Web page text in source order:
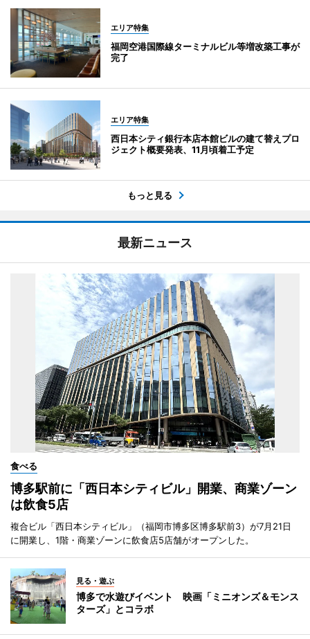
エリア特集
福岡空港国際線ターミナルビル等増改築工事が
完了
エリア特集
西日本シティ銀行本店本館ビルの建て替えプロ
ジェクト概要発表、11月頃着工予定
もっと見る
最新ニュース
食べる
博多駅前に「西日本シティビル」開業、商業ゾーン
は飲食5店
複合ビル「西日本シティビル」（福岡市博多区博多駅前3）が7月21日
に開業し、1階・商業ゾーンに飲食店5店舗がオープンした。
見る・遊ぶ
博多で水遊びイベント 映画「ミニオンズ＆モンス
ターズ」とコラボ